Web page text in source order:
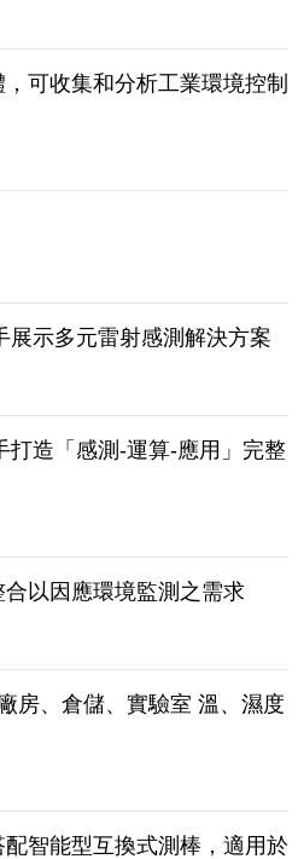
可收集和分析工業環境控制
展示多元雷射感測解決方案
打造「感測-運算-應用」完整
以因應環境監測之需求
房、倉儲、實驗室 溫、濕度
智能型互換式測棒，適用於